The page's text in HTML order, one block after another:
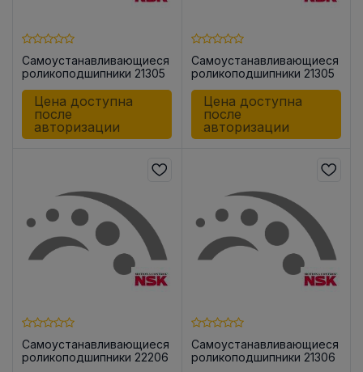
Самоустанавливающиеся
роликоподшипники 21305
Цена доступна
после
авторизации
Самоустанавливающиеся
роликоподшипники 21305
Цена доступна
после
авторизации
Самоустанавливающиеся
роликоподшипники 22206
Самоустанавливающиеся
роликоподшипники 21306